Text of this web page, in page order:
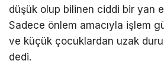
düşük olup bilinen ciddi bir yan
Sadece önlem amacıyla işlem
ve küçük çocuklardan uzak
dedi.